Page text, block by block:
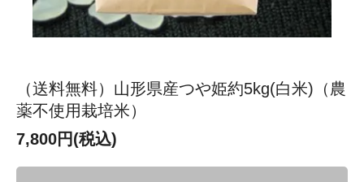
（送料無料）山形県産つや姫約5kg(白米)（農
薬不使用栽培米）
7,800円(税込)